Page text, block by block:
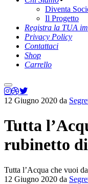
Diventa
Il Progetto
Registra la TUA
Privacy Policy
Contattaci
Shop
Carrello
Menu
principale
12 Giugno 2020 da
Tutta
rubinetto
Tutta l’Acqua che vuoi
12 Giugno 2020 da